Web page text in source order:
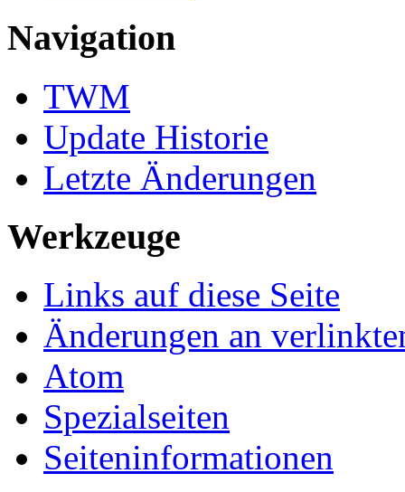
Navigation
TWM
Update Historie
Letzte Änderungen
Werkzeuge
Links auf diese Seite
Änderungen an
Atom
Spezialseiten
Seiten­informationen